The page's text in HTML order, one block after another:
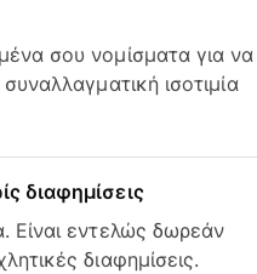
σου νομίσματα για να
ισοτιμία
διαφημίσεις
Είναι εντελώς δωρεάν
διαφημίσεις.